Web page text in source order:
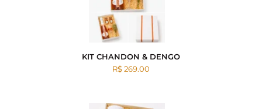
KIT CHANDON & DENGO
R$ 269.00